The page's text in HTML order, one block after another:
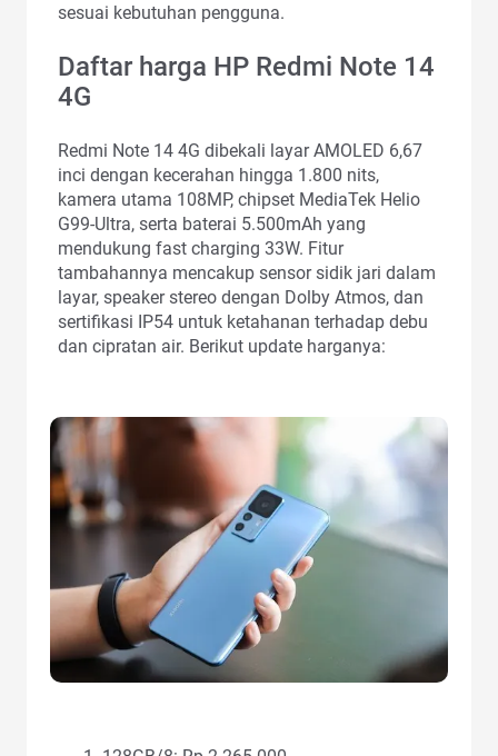
sesuai kebutuhan pengguna.
Daftar harga HP Redmi Note 14
4G
Redmi Note 14 4G dibekali layar AMOLED 6,67
inci dengan kecerahan hingga 1.800 nits,
kamera utama 108MP, chipset MediaTek Helio
G99-Ultra, serta baterai 5.500mAh yang
mendukung fast charging 33W. Fitur
tambahannya mencakup sensor sidik jari dalam
layar, speaker stereo dengan Dolby Atmos, dan
sertifikasi IP54 untuk ketahanan terhadap debu
dan cipratan air. Berikut update harganya: